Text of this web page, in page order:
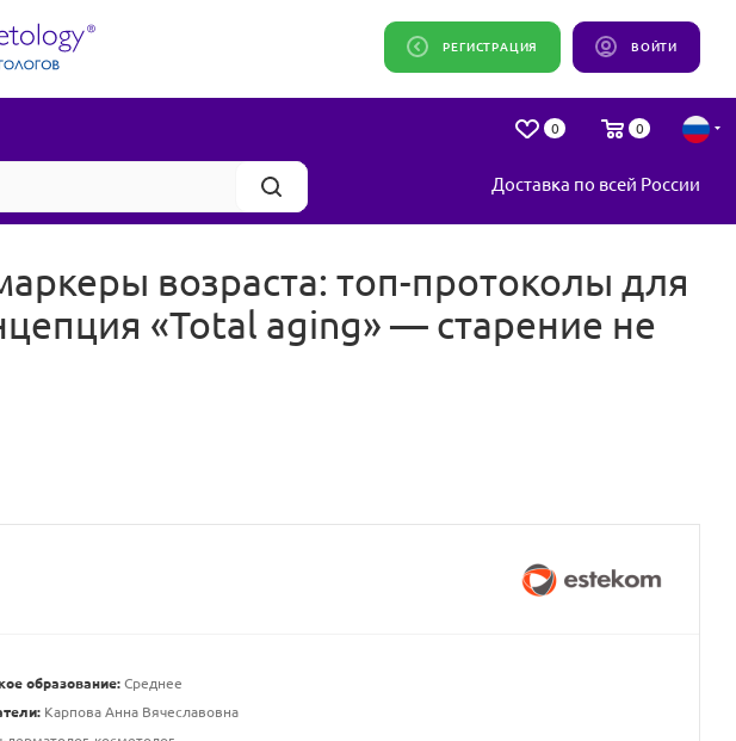
ВОЙТИ
РЕГИСТРАЦИЯ
0 0
Доставка по всей России
возраста: топ-протоколы для
«Total aging» — старение не
образование:Среднее
Карпова Анна Вячеславовна